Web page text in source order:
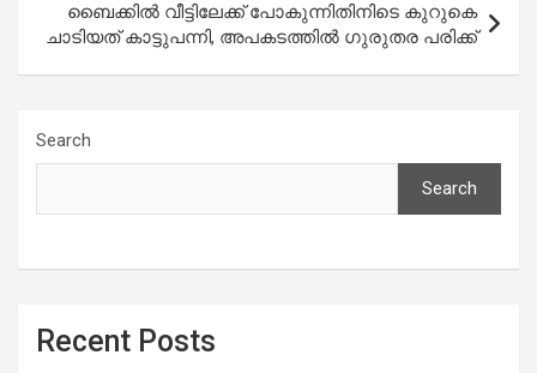
ബൈക്കിൽ വീട്ടിലേക്ക് പോകുന്നിതിനിടെ കുറുകെ
ചാടിയത് കാട്ടുപന്നി, അപകടത്തില്‍ ഗുരുതര പരിക്ക്
Search
Search
Recent Posts